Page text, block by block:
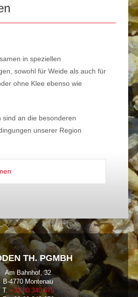
in speziellen
sowohl für Weide als auch für
ohne Klee ebenso wie
sind an die besonderen
unserer Region
TH. PGMBH
Am Bahnhof, 32
B-4770 Montenau
T.+32 80 340 675